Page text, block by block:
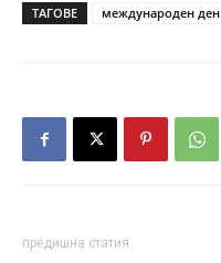
ТАГОВЕ международен ден
предишна статия